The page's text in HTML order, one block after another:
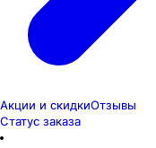
Акции и скидкиОтзывы
Статус заказа